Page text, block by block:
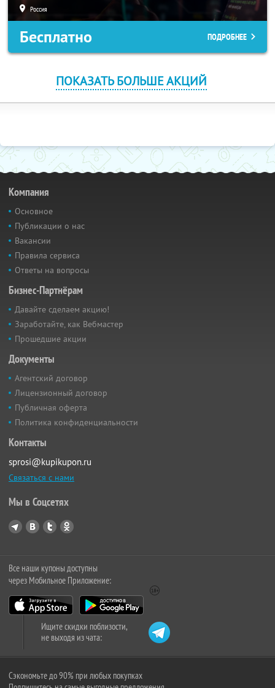
Россия
Бесплатно ПОДРОБНЕЕ
ПОКАЗАТЬ БОЛЬШЕ АКЦИЙ
Компания
Основное
Публикации о нас
Вакансии
Правила сервиса
Ответы на вопросы
Бизнес-Партнёрам
Давайте сделаем акцию!
Заработайте, как Вебмастер
Прошедшие акции
Документы
Агентский договор
Лицензионный договор
Публичная оферта
Политика конфиденциальности
Контакты
sprosi@kupikupon.ru
Связаться с нами
Мы в Соцсетях
Все наши купоны доступны
через Мобильное Приложение:
Ищите скидки поблизости,
не выходя из чата:
Сэкономьте до 90% при любых покупках